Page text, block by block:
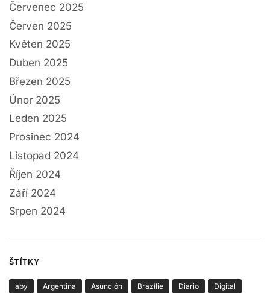
Červenec 2025
Červen 2025
Květen 2025
Duben 2025
Březen 2025
Únor 2025
Leden 2025
Prosinec 2024
Listopad 2024
Říjen 2024
Září 2024
Srpen 2024
ŠTÍTKY
aby Argentina Asunción Brazílie Diario
Digital